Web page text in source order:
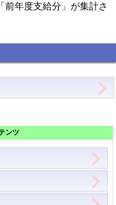
前年度支給分」が集計さ
ンツ